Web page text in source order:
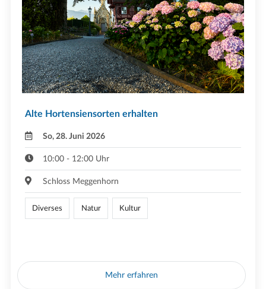
Alte Hortensiensorten erhalten
So, 28. Juni 2026
10:00 - 12:00 Uhr
Schloss Meggenhorn
Diverses Natur Kultur
Mehr erfahren